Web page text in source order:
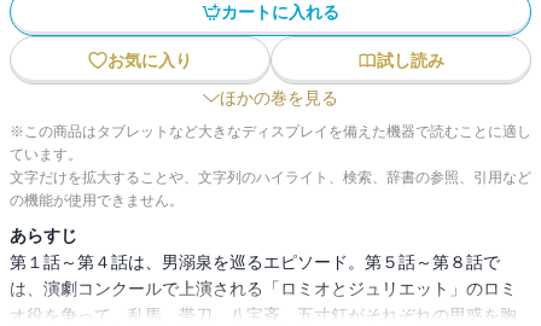
カートに入れる
お気に入り
試し読み
ほかの巻を見る
※この商品はタブレットなど大きなディスプレイを備えた機器で読むことに適し
ています。
文字だけを拡大することや、文字列のハイライト、検索、辞書の参照、引用など
の機能が使用できません。
あらすじ
第１話～第４話は、男溺泉を巡るエピソード。第５話～第８話で
は、演劇コンクールで上演される「ロミオとジュリエット」のロミ
オ役を争って、乱馬、帯刀、八宝斉、五寸釘がそれぞれの思惑を胸